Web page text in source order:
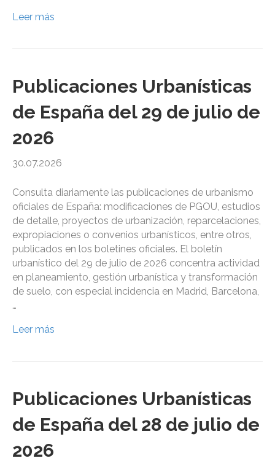
Leer más
Publicaciones Urbanísticas
de España del 29 de julio de
2026
30.07.2026
Consulta diariamente las publicaciones de urbanismo
oficiales de España: modificaciones de PGOU, estudios
de detalle, proyectos de urbanización, reparcelaciones,
expropiaciones o convenios urbanísticos, entre otros,
publicados en los boletines oficiales. El boletín
urbanístico del 29 de julio de 2026 concentra actividad
en planeamiento, gestión urbanística y transformación
de suelo, con especial incidencia en Madrid, Barcelona,
…
Leer más
Publicaciones Urbanísticas
de España del 28 de julio de
2026